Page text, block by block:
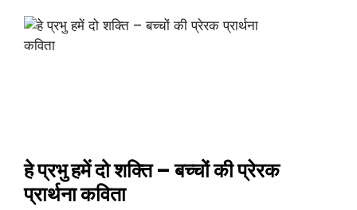
हे प्रभु हमें दो शक्ति – बच्चों की प्रेरक
प्रार्थना कविता